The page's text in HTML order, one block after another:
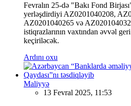
Fevralın 25-də "Bakı Fond
yerləşdirdiyi AZ0201040208,
AZ0201040265 və
istiqrazlarının vaxtından əvvəl
keçiriləcək.
Ardını oxu
Maliyyə
13 Fevral 2025, 11:53